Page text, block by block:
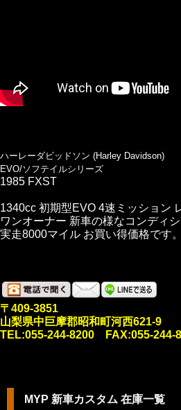
ハーレーダビッドソン (Harley Davidson)
EVO/ソフテイルシリーズ
1985 FXST
1340cc 初期型EVO 4速ミッション
ワンオーナー 新車の様なコンディシ
実走8000マイル お買い得価格です。
〒409-3851
山梨県中巨摩郡昭和町河西621-9
TEL:055-244-8200 FAX:055-244-
MYP 新車カスタム 在庫一覧